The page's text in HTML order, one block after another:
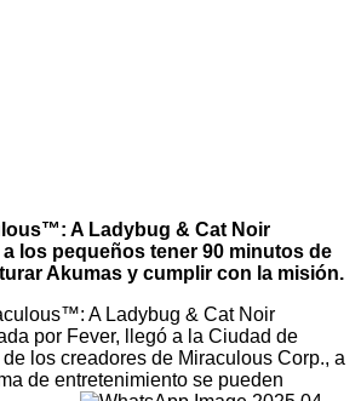
A Ladybug & Cat Noir
los pequeños tener 90 minutos de
Akumas y cumplir con la misión.
A Ladybug & Cat Noir
por Fever, llegó a la Ciudad de
los creadores de Miraculous Corp., a
de entretenimiento se pueden